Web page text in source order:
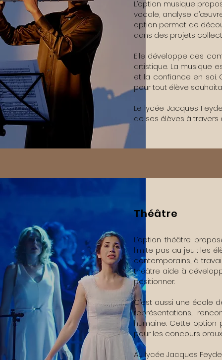
L’option musique
vocale, analyse
option permet de
dans des projets
Elle développe des
artistique. La musique
et la confiance en soi.
pour tout élève
Le lycée Jacques
de ses élèves à
Théâtre
L’option théâtre
limite pas au jeu : les
contemporains, à
théâtre aide à
positionner.
C’est aussi une école
représentations,
humaine. Cette option
pour les concours
Au lycée Jacques